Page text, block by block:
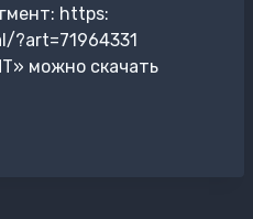
https:
можно скачать